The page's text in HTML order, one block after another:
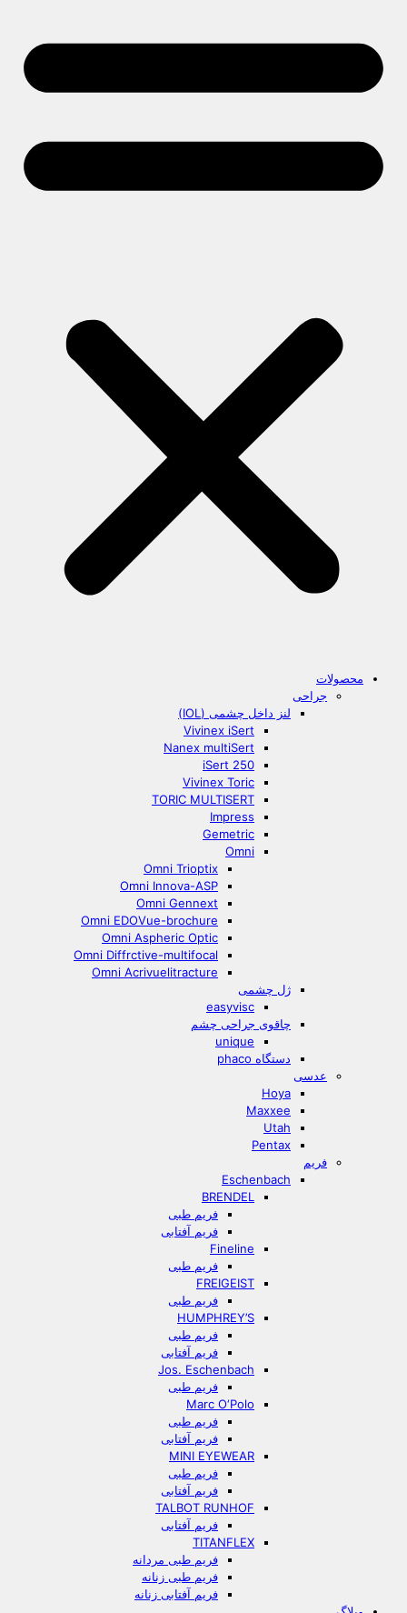
محصولات
جراحی
لنز داخل چشمی (IOL)
Vivinex iSert
Nanex multiSert
iSert 250
Vivinex Toric
TORIC MULTISERT
Impress
Gemetric
Omni
Omni Trioptix
Omni Innova-ASP
Omni Gennext
Omni EDOVue-brochure
Omni Aspheric Optic
Omni Diffrctive-multifocal
Omni Acrivuelitracture
ژل چشمی
easyvisc
چاقوی جراحی چشم
unique
دستگاه phaco
عدسی
Hoya
Maxxee
Utah
Pentax
فریم
Eschenbach
BRENDEL
فریم طبی
فریم آفتابی
Fineline
فریم طبی
FREIGEIST
فریم طبی
HUMPHREY’S
فریم طبی
فریم آفتابی
Jos. Eschenbach
فریم طبی
Marc O‘Polo
فریم طبی
فریم آفتابی
MINI EYEWEAR
فریم طبی
فریم آفتابی
TALBOT RUNHOF
فریم آفتابی
TITANFLEX
فریم طبی مردانه
فریم طبی زنانه
فریم آفتابی زنانه